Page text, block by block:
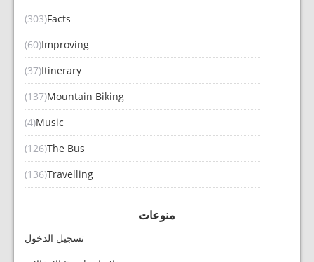
Facts
(303)
Improving
(60)
Itinerary
(37)
Mountain Biking
(137)
Music
(4)
The Bus
(126)
Travelling
(136)
منوعات
تسجيل الدخول